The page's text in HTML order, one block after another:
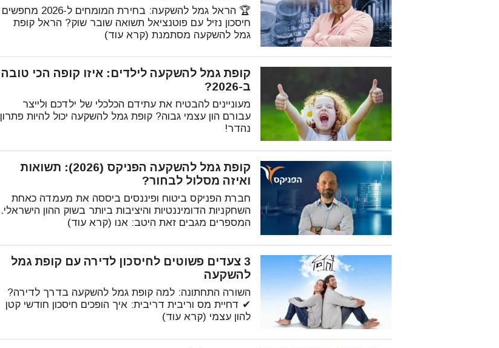
🏆 הראל גמל להשקעה: בחירת המומחים ל-2026 מחפשים
חיסכון נזיל עם פוטנציאל תשואה שובר שוק? הראל קופת
גמל להשקעה מסתמנת (קרא עוד)
קופת גמל להשקעה לילדים: איזו קופה הכי טובה
ב-2026?
מעוניינים להבטיח את עתידם הכלכלי של ילדכם ולייצר
עבורם הון עצמי גבוה? קופת גמל להשקעה יכול להיות פתרון
נהדר!
קופת גמל להשקעה הפניקס (2026): תשואות
ואיזה מסלול לבחור?
חברת הפניקס ביטוח ופיננסים ביססה את מעמדה כאחת
השחקניות הדומיננטיות והיציבות ביותר בשוק ההון הישראלי.
המספרים מגבים זאת היטב: אנו (קרא עוד)
3 צעדים פשוטים לחיסכון לדירה עם קופת גמל
להשקעה
השורה התחתונה: למה קופת גמל להשקעה בדרך לדירה?
✔ דחיית מס וריבית דריבית: איך הופכים חיסכון חודשי קטן
להון עצמי (קרא עוד)